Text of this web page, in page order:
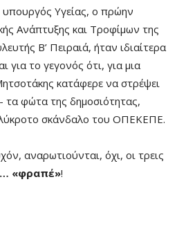
Υγείας, ο πρώην
Ανάπτυξης και Τροφίμων της
Β’ Πειραιά, ήταν ιδιαίτερα
για το γεγονός ότι, για μια
κατάφερε να στρέψει
φώτα της δημοσιότητας,
σκάνδαλο του ΟΠΕΚΕΠΕ.
αναρωτιούνται, όχι, οι τρεις
«φραπέ»!